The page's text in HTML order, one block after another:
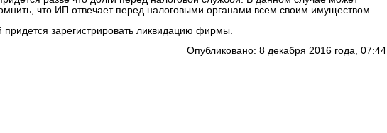
что ИП отвечает перед налоговыми органами всем своим имуществом.
зарегистрировать ликвидацию фирмы.
Опубликовано: 8 декабря 2016 года, 07:44